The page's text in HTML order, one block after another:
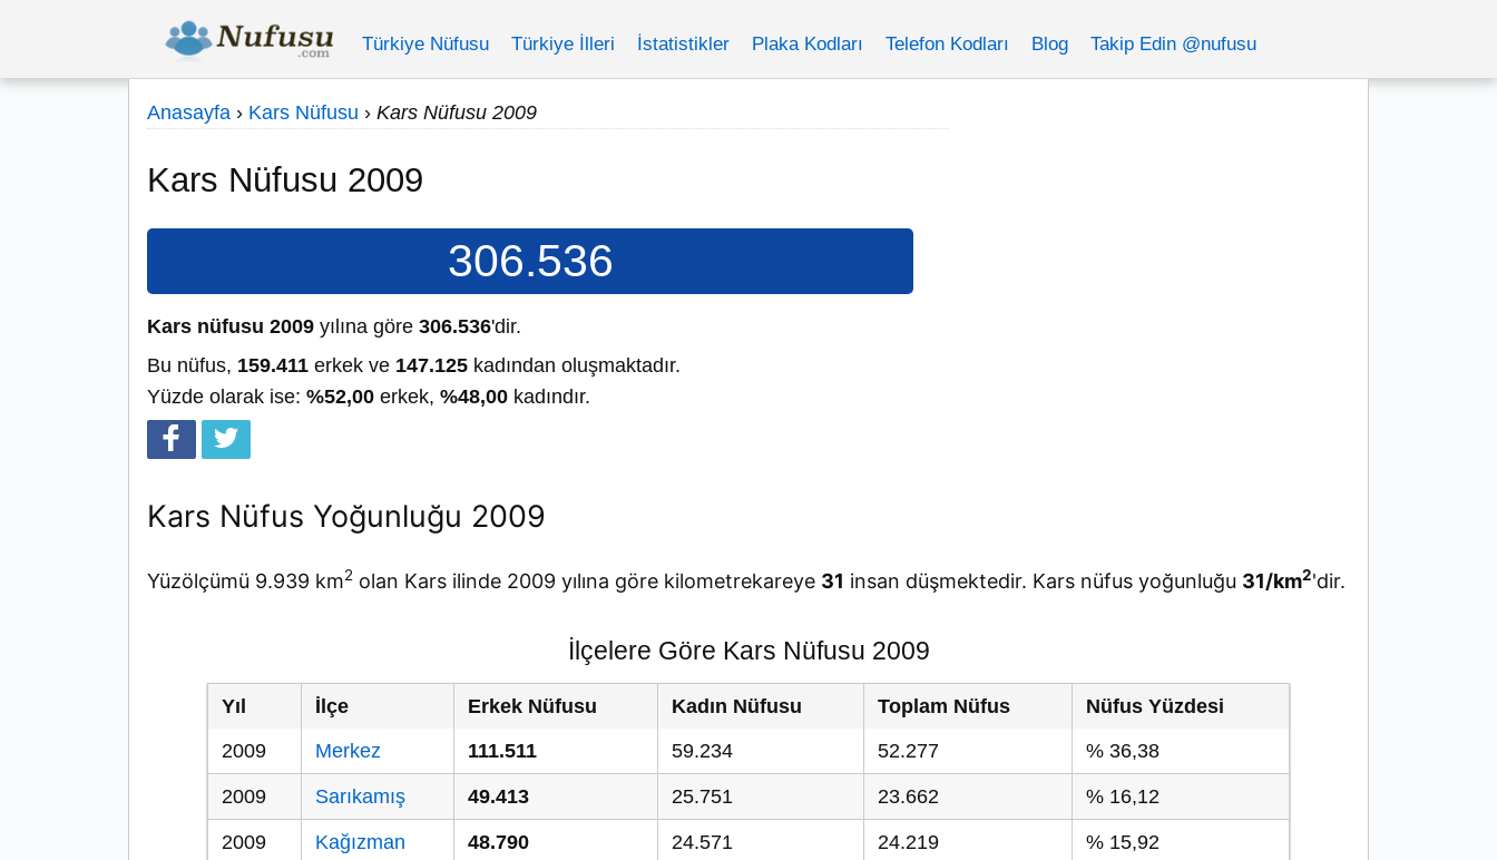
Türkiye Nüfusu Türkiye İlleri İstatistikler Plaka Kodları Telefon Kodları Blog Takip Edin @nufusu
Anasayfa › Kars Nüfusu › Kars Nüfusu 2009
Kars Nüfusu 2009
306.536
Kars nüfusu 2009 yılına göre 306.536'dir.
Bu nüfus, 159.411 erkek ve 147.125 kadından oluşmaktadır.
Yüzde olarak ise: %52,00 erkek, %48,00 kadındır.
Kars Nüfus Yoğunluğu 2009
Yüzölçümü 9.939 km2 olan Kars ilinde 2009 yılına göre kilometrekareye 31 insan düşmektedir. Kars nüfus yoğunluğu 31/km2'dir.
İlçelere Göre Kars Nüfusu 2009
Yıl İlçe Erkek Nüfusu Kadın Nüfusu Toplam Nüfus
Nüfus Yüzdesi
2009
Merkez 111.511 59.234 52.277 % 36,38
2009 Sarıkamış 49.413 25.751 23.662 % 16,12
2009 Kağızman 48.790 24.571 24.219 % 15,92